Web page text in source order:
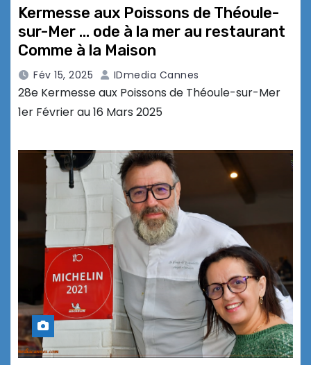
Kermesse aux Poissons de Théoule-
sur-Mer … ode à la mer au restaurant
Comme à la Maison
Fév 15, 2025 IDmedia Cannes
28e Kermesse aux Poissons de Théoule-sur-Mer
1er Février au 16 Mars 2025